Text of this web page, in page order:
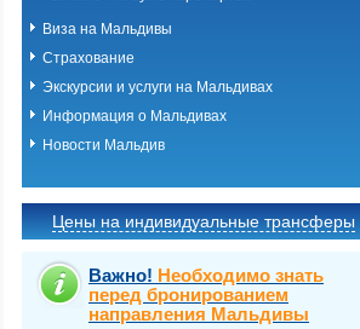
Виза на Мальдивы
Страхование
Экскурсии и услуги на Мальдивах
Информация о Мальдивах
Новости Мальдив
Цены на индивидуальные трансферы
Важно! Необходимо знать
перед бронированием
направления Мальдивы